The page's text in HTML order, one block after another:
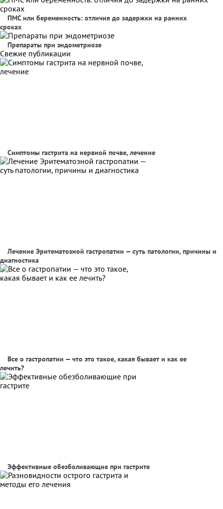
ПМС или беременность: отличия до задержки на ранних
сроках
Препараты при эндометриозе
Свежие публикации
Симптомы гастрита на нервной почве, лечение
Лечение Эритематозной гастропатии — суть патологии, причины и
диагностика
Все о гастропатии — что это такое, какая бывает и как ее
лечить?
Эффективные обезболивающие при гастрите